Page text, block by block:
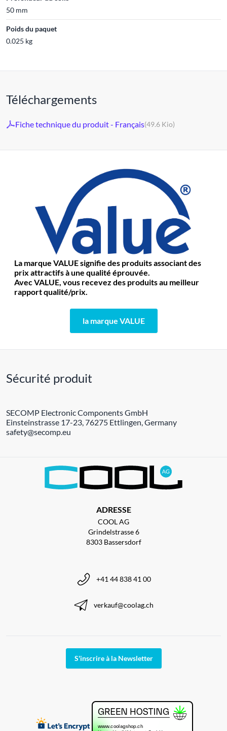
50 mm
Poids du paquet
0.025 kg
Téléchargements
Fiche technique du produit - Français(49.6 Kio)
La marque VALUE signifie des produits associant des
prix attractifs à une qualité éprouvée.
Avec VALUE, vous recevez des produits au meilleur
rapport qualité/prix.
la marque VALUE
Sécurité produit
SECOMP Electronic Components GmbH
Einsteinstrasse 17-23, 76275 Ettlingen, Germany
safety@secomp.eu
ADRESSE
COOL AG
Grindelstrasse 6
8303 Bassersdorf
+41 44 838 41 00
verkauf@coolag.ch
S'inscrire à la Newsletter